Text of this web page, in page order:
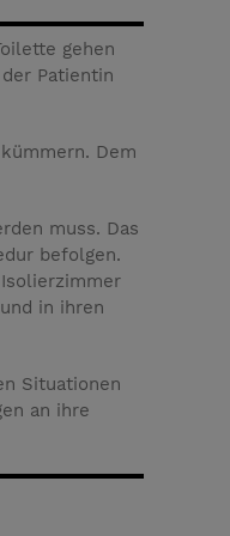
gehen
Patientin
Dem
muss. Das
befolgen.
in ihren
Situationen
an ihre